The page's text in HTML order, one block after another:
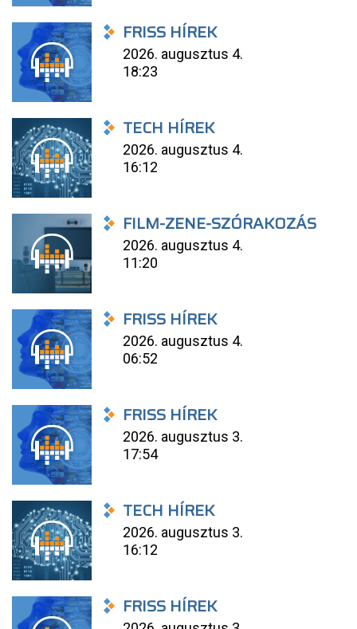
FRISS HÍREK
2026. augusztus 4.
18:23
TECH HÍREK
2026. augusztus 4.
16:12
FILM-ZENE-SZÓRAKOZÁS
2026. augusztus 4.
11:20
FRISS HÍREK
2026. augusztus 4.
06:52
FRISS HÍREK
2026. augusztus 3.
17:54
TECH HÍREK
2026. augusztus 3.
16:12
FRISS HÍREK